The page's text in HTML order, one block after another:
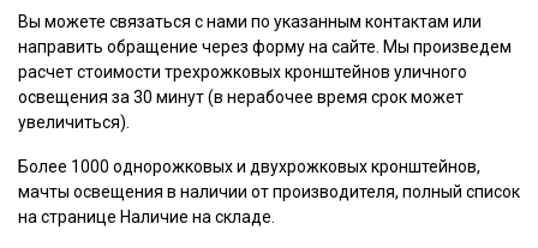
Вы можете связаться с нами по указанным контактам или
направить обращение через форму на сайте. Мы произведем
расчет стоимости трехрожковых кронштейнов уличного
освещения за 30 минут (в нерабочее время срок может
увеличиться).
Более 1000 однорожковых и двухрожковых кронштейнов,
мачты освещения в наличии от производителя, полный список
на странице Наличие на складе.